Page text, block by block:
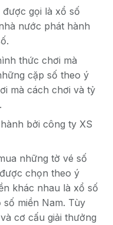
gọi là xổ số
nước phát hành
thức chơi mà
cặp số theo ý
mà cách chơi và tỷ
bởi công ty XS
những tờ vé số
chọn theo ý
khác nhau là xổ số
miền Nam. Tùy
cơ cấu giải thưởng